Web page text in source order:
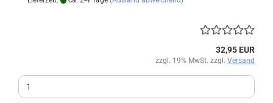
32,95 EUR
zzgl. 19% MwSt. zzgl. Versand